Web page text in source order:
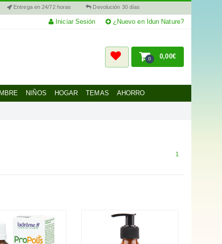
Entrega en 24/72 horas Devolución 30 días
Iniciar Sesión ¿Nuevo en Idun Nature?
0 0,00€
NIÑOS HOGAR TEMAS AHORRO
1